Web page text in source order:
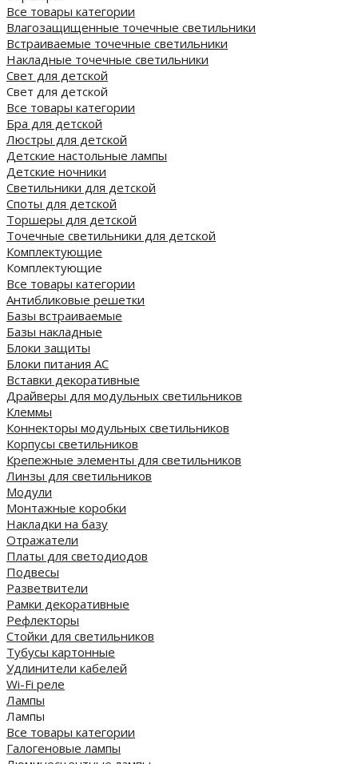
Все товары категории
Влагозащищенные точечные светильники
Встраиваемые точечные светильники
Накладные точечные светильники
Свет для детской
Свет для детской
Все товары категории
Бра для детской
Люстры для детской
Детские настольные лампы
Детские ночники
Светильники для детской
Споты для детской
Торшеры для детской
Точечные светильники для детской
Комплектующие
Комплектующие
Все товары категории
Антибликовые решетки
Базы встраиваемые
Базы накладные
Блоки защиты
Блоки питания AC
Вставки декоративные
Драйверы для модульных светильников
Клеммы
Коннекторы модульных светильников
Корпусы светильников
Крепежные элементы для светильников
Линзы для светильников
Модули
Монтажные коробки
Накладки на базу
Отражатели
Платы для светодиодов
Подвесы
Разветвители
Рамки декоративные
Рефлекторы
Стойки для светильников
Тубусы картонные
Удлинители кабелей
Wi-Fi реле
Лампы
Лампы
Все товары категории
Галогеновые лампы